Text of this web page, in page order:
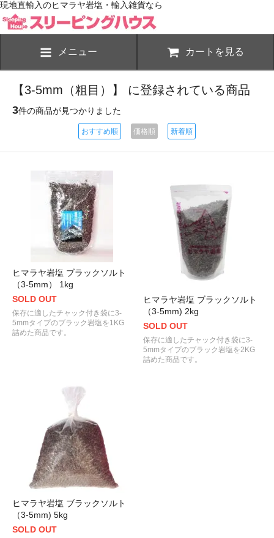
現地直輸入のヒマラヤ岩塩・輸入雑貨なら
メニュー カートを見る
【3-5mm（粗目）】 に登録されている商品
3件の商品が見つかりました
おすすめ順 価格順 新着順
ヒマラヤ岩塩 ブラックソルト
（3-5mm） 1kg
SOLD OUT
保存に適したチャック付き袋に3-
5mmタイプのブラック岩塩を1KG
詰めた商品です。
ヒマラヤ岩塩 ブラックソルト
（3-5mm) 2kg
SOLD OUT
保存に適したチャック付き袋に3-
5mmタイプのブラック岩塩を2KG
詰めた商品です。
ヒマラヤ岩塩 ブラックソルト
（3-5mm) 5kg
SOLD OUT